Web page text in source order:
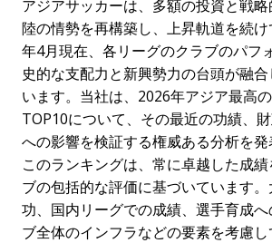
アジアサッカーは、多額の投資と戦
陸の情勢を再構築し、上昇軌道を続
年4月現在、各リーグのクラブのパフ
史的な支配力と新興勢力の台頭が融
います。当社は、 2026年アジア最高
TOP10について、その最近の功績、
への影響を検証する権威ある分析を発
このランキングは、常に卓越した成
ブの包括的な評価に基づいています
功、国内リーグでの成績、選手育成
ブ全体のインフラなどの要素を考慮